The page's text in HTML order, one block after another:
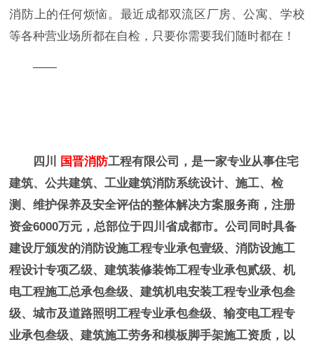
消防上的任何烦恼。最近成都双流区厂房、公寓、学校
等各种营业场所都在自检，只要你需要我们随时都在！
——
四川 国晋消防工程有限公司，是一家专业从事住宅
建筑、公共建筑、工业建筑消防系统设计、施工、检
测、维护保养及安全评估的整体解决方案服务商，注册
资金6000万元，总部位于四川省成都市。公司同时具备
建设厅颁发的消防设施工程专业承包壹级、消防设施工
程设计专项乙级、建筑装修装饰工程专业承包贰级、机
电工程施工总承包叁级、建筑机电安装工程专业承包叁
级、城市及道路照明工程专业承包叁级、输变电工程专
业承包叁级、建筑施工劳务和模板脚手架施工资质，以